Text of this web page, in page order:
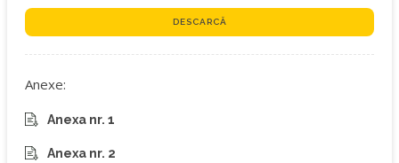
DESCARCĂ
Anexe:
Anexa nr. 1
Anexa nr. 2